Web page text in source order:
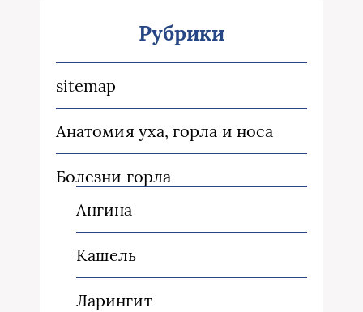
Рубрики
sitemap
Анатомия уха, горла и носа
Болезни горла
Ангина
Кашель
Ларингит